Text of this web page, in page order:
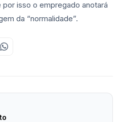
isso o empregado anotará
da “normalidade”.